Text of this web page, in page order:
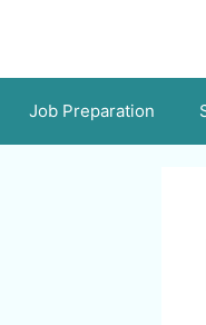
Job Preparation